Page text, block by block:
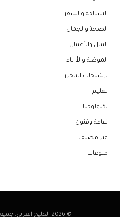
السياحة والسفر
الصحة والجمال
المال والأعمال
الموضة والأزياء
ترشيحات المحرر
تعليم
تكنولوجيا
ثقافة وفنون
غير مصنف
منوعات
© 2026 الخليج العربي. جميع الحقوق محفوظة.